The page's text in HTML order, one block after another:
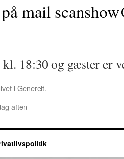
på mail
kl. 18:30 og gæster er
iGenerelt.
aften